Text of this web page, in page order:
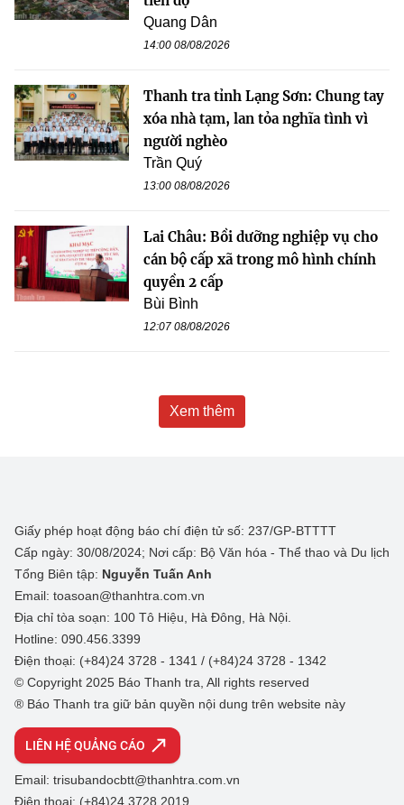
Quang Dân
14:00 08/08/2026
Thanh tra tỉnh Lạng Sơn: Chung tay
xóa nhà tạm, lan tỏa nghĩa tình vì
người nghèo
Trần Quý
13:00 08/08/2026
Lai Châu: Bồi dưỡng nghiệp vụ cho
cán bộ cấp xã trong mô hình chính
quyền 2 cấp
Bùi Bình
12:07 08/08/2026
Xem thêm
Giấy phép hoạt động báo chí điện tử số: 237/GP-BTTTT
Cấp ngày: 30/08/2024; Nơi cấp: Bộ Văn hóa - Thể thao và Du lịch
Tổng Biên tập: Nguyễn Tuấn Anh
Email: toasoan@thanhtra.com.vn
Địa chỉ tòa soạn: 100 Tô Hiệu, Hà Đông, Hà Nội.
Hotline: 090.456.3399
Điện thoại: (+84)24 3728 - 1341 / (+84)24 3728 - 1342
© Copyright 2025 Báo Thanh tra, All rights reserved
® Báo Thanh tra giữ bản quyền nội dung trên website này
LIÊN HỆ QUẢNG CÁO
Email: trisubandocbtt@thanhtra.com.vn
Điện thoại: (+84)24 3728 2019